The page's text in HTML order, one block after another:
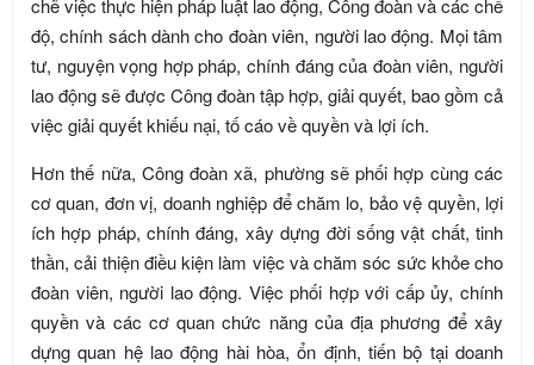
chẽ việc thực hiện pháp luật lao động, Công đoàn và các chế
độ, chính sách dành cho đoàn viên, người lao động. Mọi tâm
tư, nguyện vọng hợp pháp, chính đáng của đoàn viên, người
lao động sẽ được Công đoàn tập hợp, giải quyết, bao gồm cả
việc giải quyết khiếu nại, tố cáo về quyền và lợi ích.
Hơn thế nữa, Công đoàn xã, phường sẽ phối hợp cùng các
cơ quan, đơn vị, doanh nghiệp để chăm lo, bảo vệ quyền, lợi
ích hợp pháp, chính đáng, xây dựng đời sống vật chất, tinh
thần, cải thiện điều kiện làm việc và chăm sóc sức khỏe cho
đoàn viên, người lao động. Việc phối hợp với cấp ủy, chính
quyền và các cơ quan chức năng của địa phương để xây
dựng quan hệ lao động hài hòa, ổn định, tiến bộ tại doanh